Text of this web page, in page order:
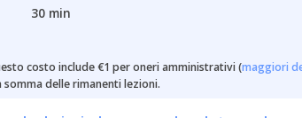
30 min
costo include €1 per oneri amministrativi (maggiori
somma delle rimanenti lezioni.